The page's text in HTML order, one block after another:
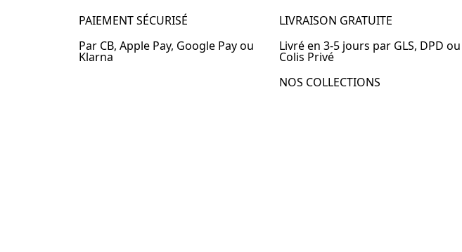
PAIEMENT SÉCURISÉ
Par CB, Apple Pay, Google Pay ou
Klarna
LIVRAISON GRATUITE
Livré en 3-5 jours par GLS, DPD ou
Colis Privé
NOS COLLECTIONS